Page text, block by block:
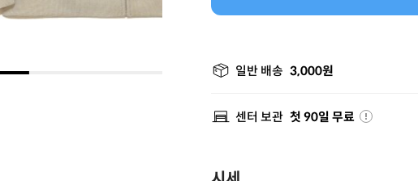
일반 배송 3,000원
센터 보관 첫 90일 무료